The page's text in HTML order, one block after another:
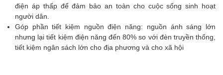
điện áp thấp để đảm bảo an toàn cho cuộc sống sinh hoạt
người dân.
Góp phần tiết kiệm nguồn điện năng: nguồn ánh sáng lớn
nhưng lại tiết kiệm điện năng đến 80% so với đèn truyền thống,
tiết kiệm ngân sách lớn cho địa phương và cho xã hội